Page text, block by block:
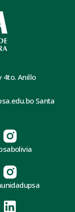
4to. Anillo
Santa